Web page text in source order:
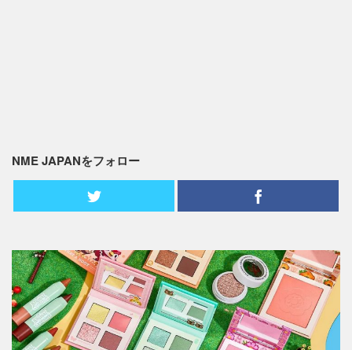
NME JAPANをフォロー